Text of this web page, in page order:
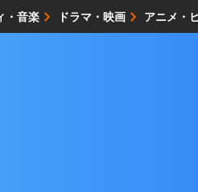
・音楽 ドラマ・映画 アニメ・